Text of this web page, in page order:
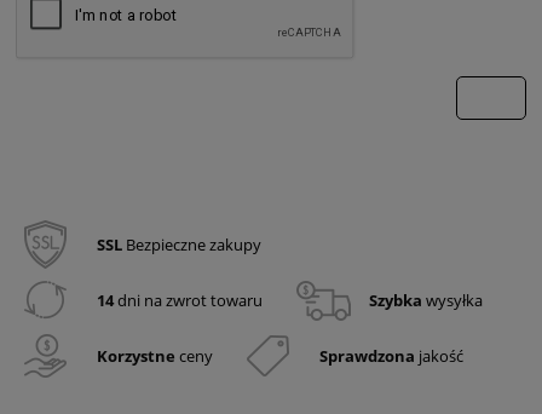
SSL Bezpieczne zakupy
14dni na zwrot towaru Szybka wysyłka
Korzystne ceny Sprawdzona jakość